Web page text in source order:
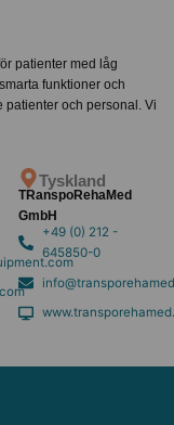
patienter med låg
funktioner och
patienter och personal. Vi
Tyskland
TRanspoRehaMed
GmbH
+49 (0) 212 -
645850-0